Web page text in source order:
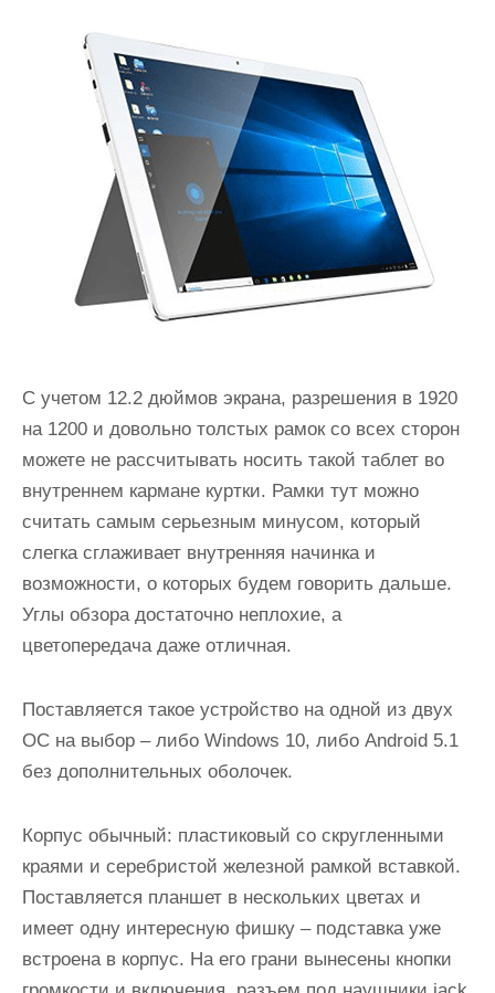
С учетом 12.2 дюймов экрана, разрешения в 1920
на 1200 и довольно толстых рамок со всех сторон
можете не рассчитывать носить такой таблет во
внутреннем кармане куртки. Рамки тут можно
считать самым серьезным минусом, который
слегка сглаживает внутренняя начинка и
возможности, о которых будем говорить дальше.
Углы обзора достаточно неплохие, а
цветопередача даже отличная.
Поставляется такое устройство на одной из двух
ОС на выбор – либо Windows 10, либо Android 5.1
без дополнительных оболочек.
Корпус обычный: пластиковый со скругленными
краями и серебристой железной рамкой вставкой.
Поставляется планшет в нескольких цветах и
имеет одну интересную фишку – подставка уже
встроена в корпус. На его грани вынесены кнопки